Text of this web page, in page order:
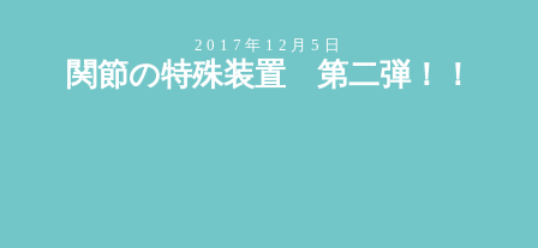
2017年12月5日
関節の特殊装置 第二弾！！